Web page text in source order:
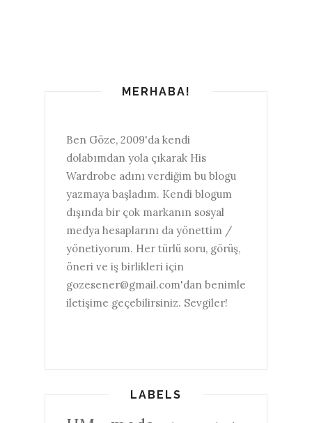
MERHABA!
Ben Göze, 2009'da kendi
dolabımdan yola çıkarak His
Wardrobe adını verdiğim bu blogu
yazmaya başladım. Kendi blogum
dışında bir çok markanın sosyal
medya hesaplarını da yönettim /
yönetiyorum. Her türlü soru, görüş,
öneri ve iş birlikleri için
gozesener@gmail.com'dan benimle
iletişime geçebilirsiniz. Sevgiler!
LABELS